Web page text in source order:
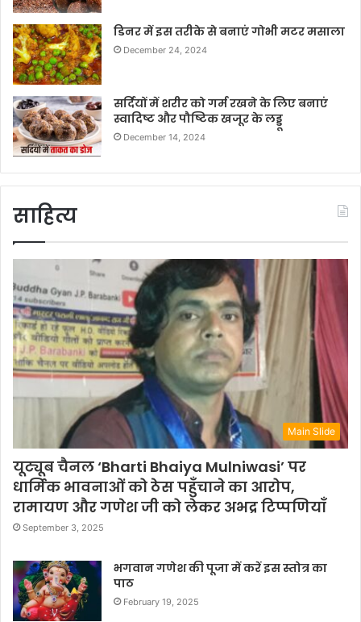
डिनर में इस तरीके से बनाएं गोभी मटर मसाला
December 24, 2024
सर्दियों में शरीर को गर्म रखने के लिए बनाएं
स्वादिष्ट और पौष्टिक खजूर के लड्डू
December 14, 2024
साहित्य
Main Slide
यूट्यूब चैनल ‘Bharti Bhaiya Mulniwasi’ पर
धार्मिक भावनाओं को ठेस पहुँचाने का आरोप,
रामायण और गणेश जी को लेकर अभद्र टिप्पणियाँ
September 3, 2025
भगवान गणेश की पूजा में करें इस स्तोत्र का
पाठ
February 19, 2025